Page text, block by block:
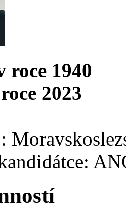
roce 1940
2023